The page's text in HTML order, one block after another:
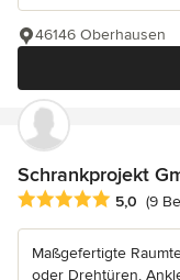
46146 Oberhausen
Schrankprojekt
Durchschnittliche
5,0 (9
Maßgefertigte
oder Drehtüren,